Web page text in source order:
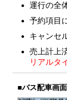
運行の全
予約項目
キャンセ
売上計上
リアルタ
■バス配車画